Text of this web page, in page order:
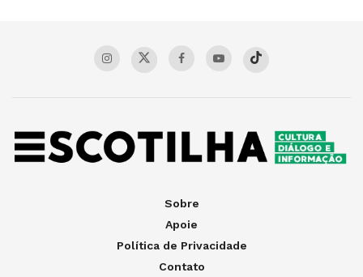
Sobre
Apoie
Política de Privacidade
Contato